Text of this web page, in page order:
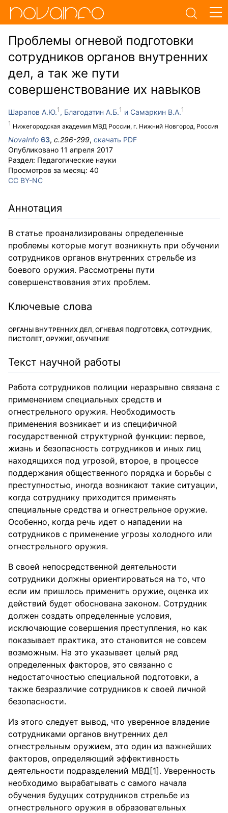
Проблемы огневой подготовки
сотрудников органов внутренних
дел, а так же пути
совершенствование их навыков
Шарапов А.Ю.
Нижегородская академия МВД России, г. Нижний Новгород, Россия
Благодатин А.Б. Самаркин В.А.
NovaInfo 63, с.296-299, скачать PDF
Опубликовано 11 апреля 2017
Раздел: Педагогические науки
Просмотров за месяц: 40
CC BY-NC
Аннотация
В статье проанализированы определенные
проблемы которые могут возникнуть при обучении
сотрудников органов внутренних стрельбе из
боевого оружия. Рассмотрены пути
совершенствования этих проблем.
Ключевые слова
ОРГАНЫ ВНУТРЕННИХ ДЕЛ, ОГНЕВАЯ ПОДГОТОВКА, СОТРУДНИК,
ПИСТОЛЕТ, ОРУЖИЕ, ОБУЧЕНИЕ
Текст научной работы
Работа сотрудников полиции неразрывно связана с
применением специальных средств и
огнестрельного оружия. Необходимость
применения возникает и из специфичной
государственной структурной функции: первое,
жизнь и безопасность сотрудников и иных лиц
находящихся под угрозой, второе, в процессе
поддержания общественного порядка и борьбы с
преступностью, иногда возникают такие ситуации,
когда сотруднику приходится применять
специальные средства и огнестрельное оружие.
Особенно, когда речь идет о нападении на
сотрудников с применение угрозы холодного или
огнестрельного оружия.
В своей непосредственной деятельности
сотрудники должны ориентироваться на то, что
если им пришлось применить оружие, оценка их
действий будет обоснована законом. Сотрудник
должен создать определенные условия,
исключающие совершения преступления, но как
показывает практика, это становится не совсем
возможным. На это указывает целый ряд
определенных факторов, это связанно с
недостаточностью специальной подготовки, а
также безразличие сотрудников к своей личной
безопасности.
Из этого следует вывод, что уверенное владение
сотрудниками органов внутренних дел
огнестрельным оружием, это один из важнейших
факторов, определяющий эффективность
деятельности подразделений МВД[1]. Уверенность
необходимо вырабатывать с самого начала
обучения будущих сотрудников стрельбе из
огнестрельного оружия в образовательных